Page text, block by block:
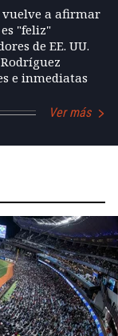
a afirmar
"feliz"
de EE. UU.
e inmediatas
Ver más